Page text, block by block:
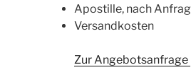
Apostille, nach
Versandkosten
Zur Angebotsanfrage